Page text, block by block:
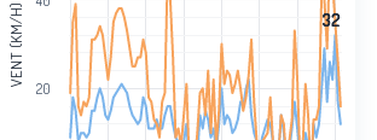
VENT (KM/H) 32
32
20